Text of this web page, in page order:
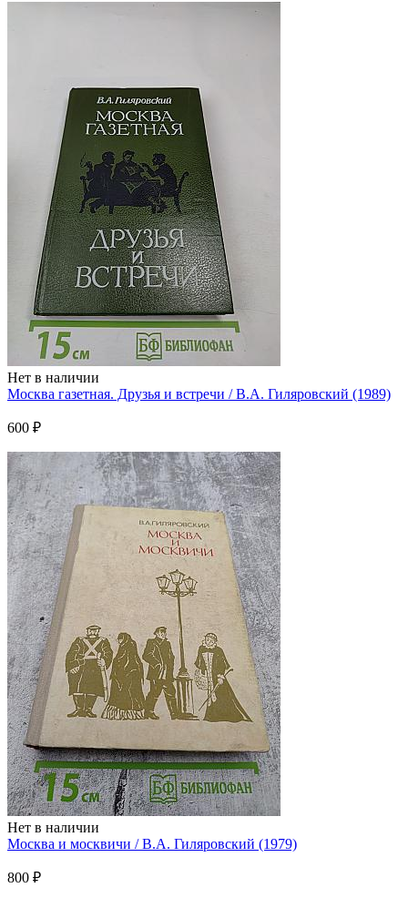
Нет в наличии
Москва газетная. Друзья и встречи / В.А. Гиляровский (1989)
600 ₽
Нет в наличии
Москва и москвичи / В.А. Гиляровский (1979)
800 ₽